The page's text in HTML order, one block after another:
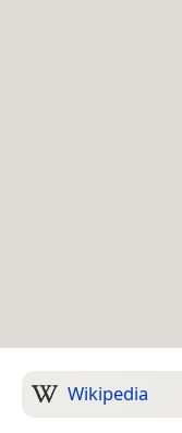
Wikipedia